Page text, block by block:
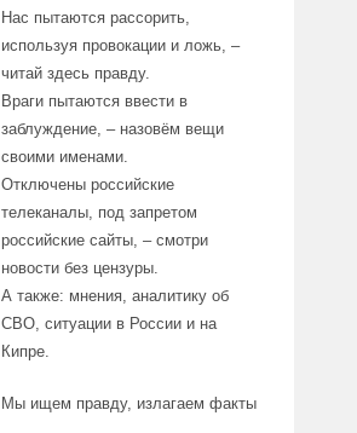
Нас пытаются рассорить,
используя провокации и ложь, –
читай здесь правду.
Враги пытаются ввести в
заблуждение, – назовём вещи
своими именами.
Отключены российские
телеканалы, под запретом
российские сайты, – смотри
новости без цензуры.
А также: мнения, аналитику об
СВО, ситуации в России и на
Кипре.
Мы ищем правду, излагаем факты